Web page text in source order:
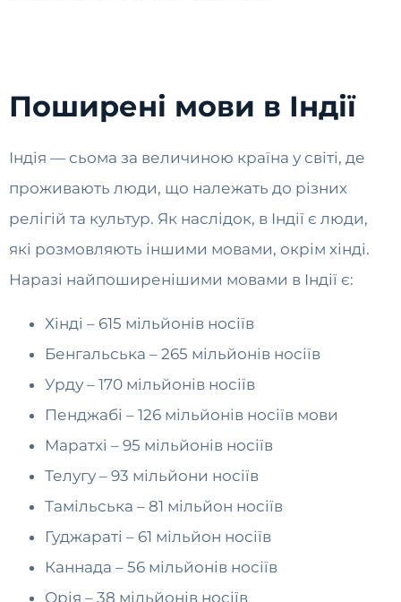
Поширені мови в Індії
Індія — сьома за величиною країна у світі, де
проживають люди, що належать до різних
релігій та культур. Як наслідок, в Індії є люди,
які розмовляють іншими мовами, окрім хінді.
Наразі найпоширенішими мовами в Індії є:
Хінді – 615 мільйонів носіїв
Бенгальська – 265 мільйонів носіїв
Урду – 170 мільйонів носіїв
Пенджабі – 126 мільйонів носіїв мови
Маратхі – 95 мільйонів носіїв
Телугу – 93 мільйони носіїв
Тамільська – 81 мільйон носіїв
Гуджараті – 61 мільйон носіїв
Каннада – 56 мільйонів носіїв
Орія – 38 мільйонів носіїв